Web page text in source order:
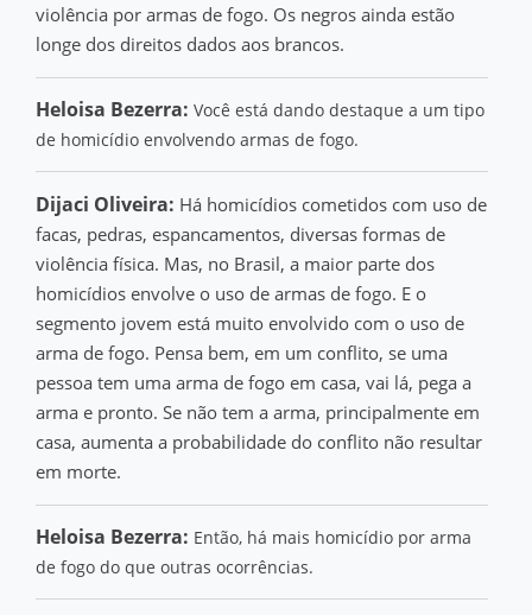
violência por armas de fogo. Os negros ainda estão
longe dos direitos dados aos brancos.
Heloisa Bezerra: Você está dando destaque a um tipo
de homicídio envolvendo armas de fogo.
Dijaci Oliveira: Há homicídios cometidos com uso de
facas, pedras, espancamentos, diversas formas de
violência física. Mas, no Brasil, a maior parte dos
homicídios envolve o uso de armas de fogo. E o
segmento jovem está muito envolvido com o uso de
arma de fogo. Pensa bem, em um conflito, se uma
pessoa tem uma arma de fogo em casa, vai lá, pega a
arma e pronto. Se não tem a arma, principalmente em
casa, aumenta a probabilidade do conflito não resultar
em morte.
Heloisa Bezerra: Então, há mais homicídio por arma
de fogo do que outras ocorrências.